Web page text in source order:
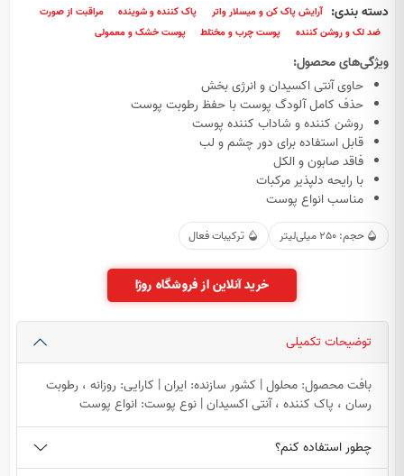
دسته بندی: آرایش پاک کن و میسلار واتر پاک کننده و شوینده
مراقبت از صورت
ضد لک و روشن کننده
پوست چرب و مختلط پوست خشک و معمولی
ویژگی‌های محصول:
حاوی آنتی اکسیدان و انرژی بخش
حذف کامل آلودگ پوست با حفظ رطوبت پوست
روشن کننده و شاداب کننده پوست
قابل استفاده برای دور چشم و لب
فاقد صابون و الکل
با رایحه دلپذیر مرکبات
مناسب انواع پوست
حجم: 250 میلی‌لیتر ترکیبات فعال
خرید آنلاین از فروشگاه روژا
توضیحات تکمیلی
بافت محصول: محلول | کشور سازنده: ایران | کارایی: روزانه ، رطوبت
رسان ، پاک کننده ، آنتی اکسیدان | نوع پوست: انواع پوست
چطور استفاده کنم؟